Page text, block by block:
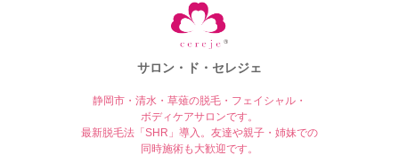
サロン・ド・セレジェ
静岡市・清水・草薙の脱毛・フェイシャル・
ボディケアサロンです。
最新脱毛法「SHR」導入。友達や親子・姉妹での
同時施術も大歓迎です。